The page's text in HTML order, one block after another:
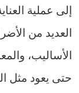
إلى عملية
العديد من
الأساليب،
حتى يعود مثل